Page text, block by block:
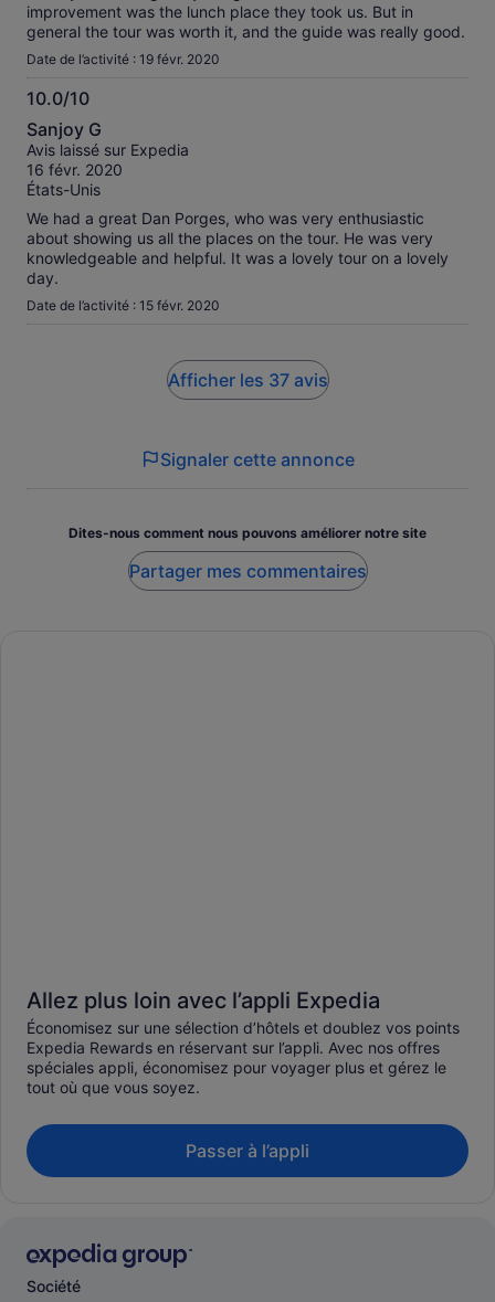
improvement was the lunch place they took us. But in
general the tour was worth it, and the guide was really good.
Date de l’activité : 19 févr. 2020
10.0/10
10.0
sur
10
Sanjoy G
Avis laissé sur Expedia
16 févr. 2020
États-Unis
We had a great Dan Porges, who was very enthusiastic
about showing us all the places on the tour. He was very
knowledgeable and helpful. It was a lovely tour on a lovely
day.
Date de l’activité : 15 févr. 2020
Afficher les 37 avis
Signaler cette annonce
Dites-nous comment nous pouvons améliorer notre site
Partager mes commentaires
Allez plus loin avec l’appli Expedia
Économisez sur une sélection d’hôtels et doublez vos points
Expedia Rewards en réservant sur l’appli. Avec nos offres
spéciales appli, économisez pour voyager plus et gérez le
tout où que vous soyez.
Passer à l’appli
Société